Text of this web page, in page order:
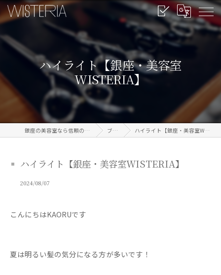
ハイライト【銀座・美容室
WISTERIA】
銀座の美容室なら信頼のWISTERIA ブログ ハイライト【銀座・美容室WISTERIA】
ハイライト【銀座・美容室WISTERIA】
2024/08/07
こんにちはKAORUです
夏は明るい髪の気分になる方が多いです！